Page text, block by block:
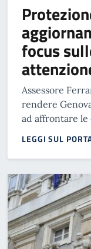
focus
Assessore
rendere
ad affrontare le
LEGGI SUL